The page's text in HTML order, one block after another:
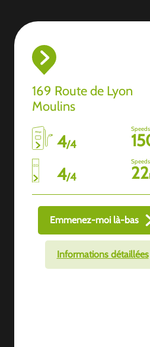
169 Route de Lyon
Moulins
4/4
4/4 22
Emmenez-moi là-bas
Informations détaillées